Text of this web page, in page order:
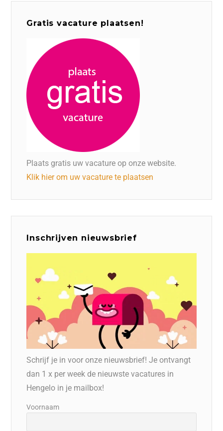
Gratis vacature plaatsen!
Plaats gratis uw vacature op onze website.
Klik hier om uw vacature te plaatsen
Inschrijven nieuwsbrief
Schrijf je in voor onze nieuwsbrief! Je ontvangt
dan 1 x per week de nieuwste vacatures in
Hengelo in je mailbox!
Voornaam